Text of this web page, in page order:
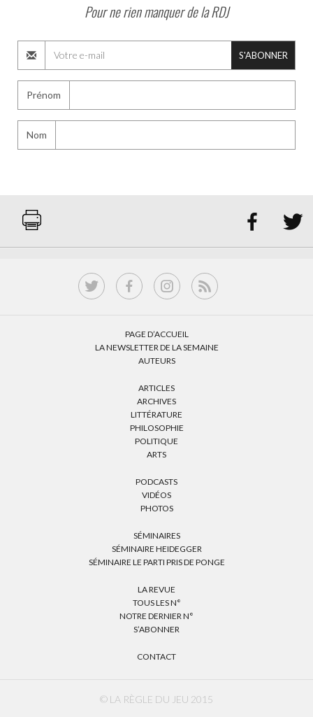
Pour ne rien manquer de la RDJ
S'ABONNER
Prénom
Nom
 
PAGE D’ACCUEIL
LA NEWSLETTER DE LA SEMAINE
AUTEURS
ARTICLES
ARCHIVES
LITTÉRATURE
PHILOSOPHIE
POLITIQUE
ARTS
PODCASTS
VIDÉOS
PHOTOS
SÉMINAIRES
SÉMINAIRE HEIDEGGER
SÉMINAIRE LE PARTI PRIS DE PONGE
LA REVUE
TOUS LES N°
NOTRE DERNIER N°
S’ABONNER
CONTACT
© LA RÈGLE DU JEU 2015